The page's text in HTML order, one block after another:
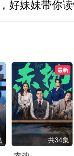
好妹妹带你读
共34集